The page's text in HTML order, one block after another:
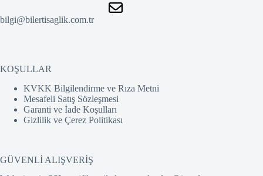
bilgi@bilertisaglik.com.tr
KOŞULLAR
KVKK Bilgilendirme ve Rıza Metni
Mesafeli Satış Sözleşmesi
Garanti ve İade Koşulları
Gizlilik ve Çerez Politikası
GÜVENLİ ALIŞVERİŞ